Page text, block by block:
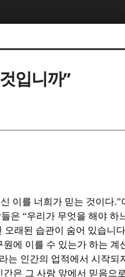
입니까”
이를 너희가 믿는 것이다.”
은 “우리가 무엇을 해야 하
오래된 습관이 숨어 있습니다
원에 이를 수 있는가 하는 계
는 인간의 업적에서 시작되지
간은 그 사랑 앞에서 믿음으